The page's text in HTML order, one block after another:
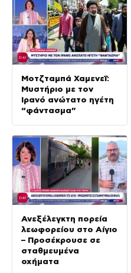
Μοτζταμπά Χαμενεΐ:
Μυστήριο με τον
Ιρανό ανώτατο ηγέτη
“φάντασμα”
Ανεξέλεγκτη πορεία
λεωφορείου στο Αίγιο
– Προσέκρουσε σε
σταθμευμένα
οχήματα